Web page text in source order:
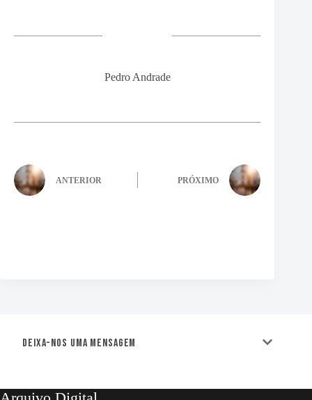
Pedro Andrade
ANTERIOR PRÓXIMO
Deixa-nos uma mensagem